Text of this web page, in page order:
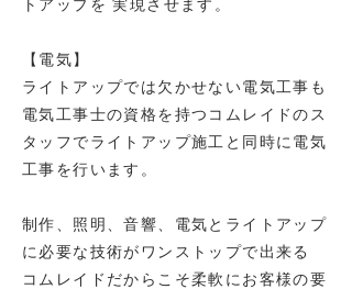
トアップを 実現させます。
【電気】
ライトアップでは欠かせない電気工事も
電気工事士の資格を持つコムレイドのス
タッフでライトアップ施工と同時に電気
工事を行います。
制作、照明、音響、電気とライトアップ
に必要な技術がワンストップで出来る
コムレイドだからこそ柔軟にお客様の要